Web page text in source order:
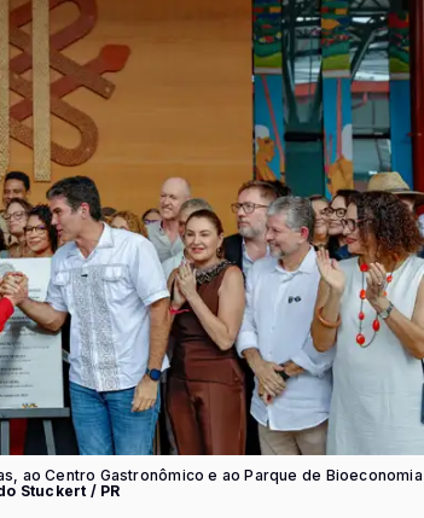
ao Centro Gastronômico e ao Parque de Bioeconomia
Stuckert / PR